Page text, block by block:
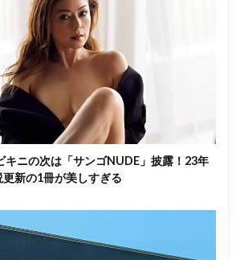
キニの次は「サンゴNUDE」披露！23年
新の1冊が美しすぎる